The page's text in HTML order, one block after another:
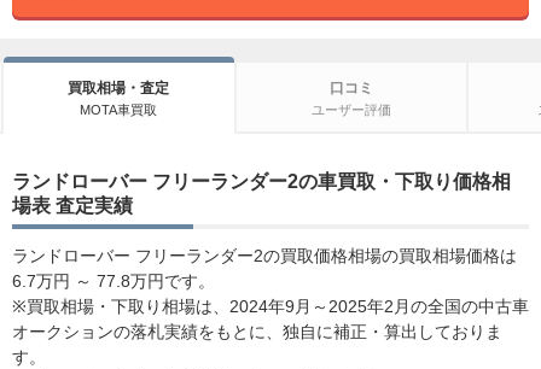
買取相場・査定
MOTA車買取
口コミ
ユーザー評価
ランドローバー フリーランダー2の車買取・下取り価格相
場表 査定実績
ランドローバー フリーランダー2の買取価格相場の買取相場価格は
6.7万円 ～ 77.8万円です。
※買取相場・下取り相場は、2024年9月～2025年2月の全国の中古車
オークションの落札実績をもとに、独自に補正・算出しておりま
す。